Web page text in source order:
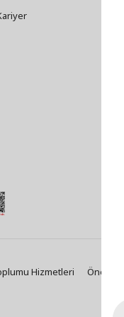
Hizmetleri Önemli